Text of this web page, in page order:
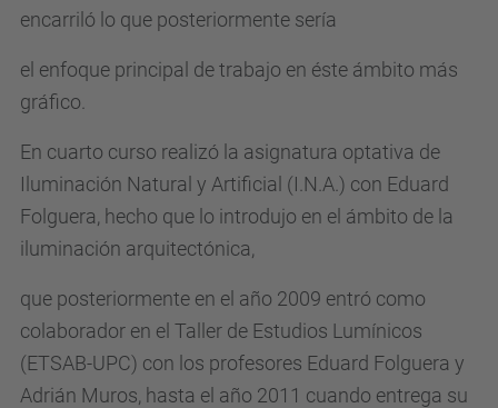
encarriló lo que posteriormente sería
el enfoque principal de trabajo en éste ámbito más
gráfico.
En cuarto curso realizó la asignatura optativa de
Iluminación Natural y Artificial (I.N.A.) con Eduard
Folguera, hecho que lo introdujo en el ámbito de la
iluminación arquitectónica,
que posteriormente en el año 2009 entró como
colaborador en el Taller de Estudios Lumínicos
(ETSAB-UPC) con los profesores Eduard Folguera y
Adrián Muros, hasta el año 2011 cuando entrega su